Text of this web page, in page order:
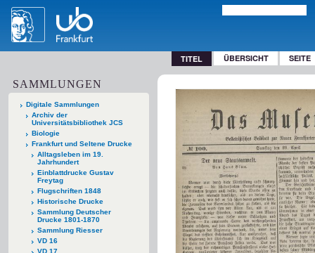
TITEL ÜBERSICHT SEITE
SAMMLUNGEN
Digitale Sammlungen
Archiv der
Universitätsbibliothek JCS
Biologie
Frankfurt und Seltene Drucke
Alltagsleben im 19.
Jahrhundert
Einblattdrucke Gustav
Freytag
Flugschriften 1848
Historische Drucke
Sammlung Deutscher
Drucke 1801-1870
Sammlung Riesser
VD 16
VD 17